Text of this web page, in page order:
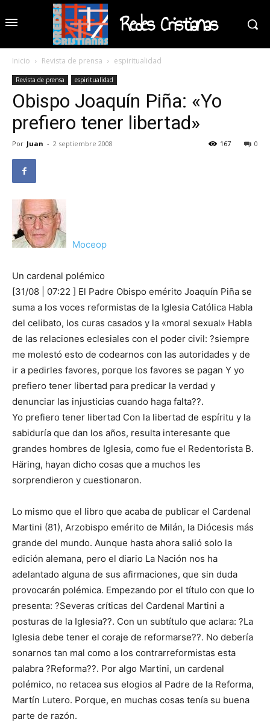
Redes Cristianas
Inicio Revista de prensa espiritualidad
Revista de prensa espiritualidad
Obispo Joaquín Piña: «Yo
prefiero tener libertad»
Por Juan - 2 septiembre 2008 0
167
Moceop
Un cardenal polémico
[31/08 | 07:22 ] El Padre Obispo emérito Joaquín Piña se
suma a los voces reformistas de la Iglesia Católica Habla
del celibato, los curas casados y la «moral sexual» Habla
de las relaciones eclesiales con el poder civil: ?siempre
me molestó esto de codearnos con las autoridades y de
ir a pedirles favores, porque los favores se pagan Y yo
prefiero tener libertad para predicar la verdad y
denunciar las injusticias cuando haga falta??.
Yo prefiero tener libertad Con la libertad de espíritu y la
sabiduría que dan los años, resulta interesante que
grandes hombres de Iglesia, como fue el Redentorista B.
Häring, hayan dicho cosas que a muchos les
sorprendieron y cuestionaron.
Lo mismo que el libro que acaba de publicar el Cardenal
Martini (81), Arzobispo emérito de Milán, la Diócesis más
grande del mundo. Aunque hasta ahora salió solo la
edición alemana, pero el diario La Nación nos ha
adelantado alguna de sus afirmaciones, que sin duda
provocarán polémica. Empezando por el título con que lo
presenta: ?Severas críticas del Cardenal Martini a
posturas de la Iglesia??. Con un subtítulo que aclara: ?La
Iglesia debe tener el coraje de reformarse??. No debería
sonarnos tan mal como a los contrarreformistas esta
palabra ?Reforma??. Por algo Martini, un cardenal
polémico, no retacea sus elogios al Padre de la Reforma,
Martín Lutero. Porque, en muchas cosas tenía su buena
parte de razón.